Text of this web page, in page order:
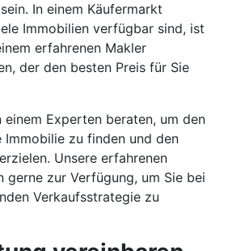
In einem Käufermarkt
Immobilien verfügbar sind, ist
erfahrenen Makler
der den besten Preis für Sie
einem Experten beraten, um den
Immobilie zu finden und den
Unsere erfahrenen
gerne zur Verfügung, um Sie bei
Verkaufsstrategie zu